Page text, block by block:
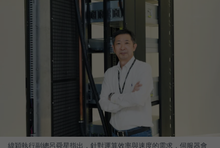
緯穎執行副總呂舜星指出，針對運算效率與速度的需求，伺服器會